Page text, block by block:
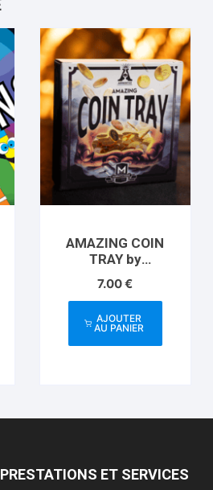
AMAZING COIN
TRAY by
– Trick
7.00€
AJOUTER
AU PANIER
PRESTATIONS ET SERVICES